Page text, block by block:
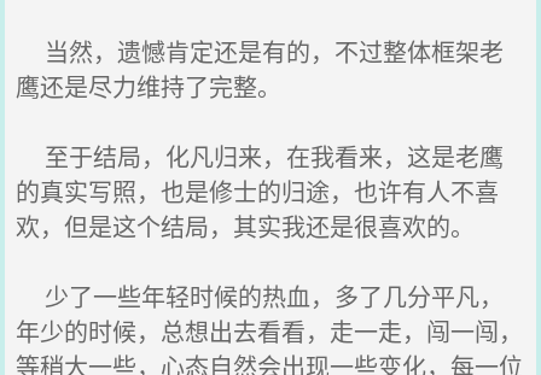
当然，遗憾肯定还是有的，不过整体框架老
鹰还是尽力维持了完整。
至于结局，化凡归来，在我看来，这是老鹰
的真实写照，也是修士的归途，也许有人不喜
欢，但是这个结局，其实我还是很喜欢的。
少了一些年轻时候的热血，多了几分平凡，
年少的时候，总想出去看看，走一走，闯一闯，
等稍大一些，心态自然会出现一些变化，每一位